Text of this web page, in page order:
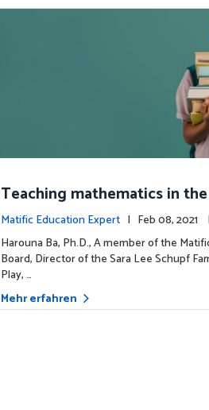
Teaching mathematics in
y
Matific Education Expert | Feb 08, 2021 |
rship
Harouna Ba, Ph.D., A member of the
Board, Director of the Sara Lee Schupf
Play, …
Mehr erfahren